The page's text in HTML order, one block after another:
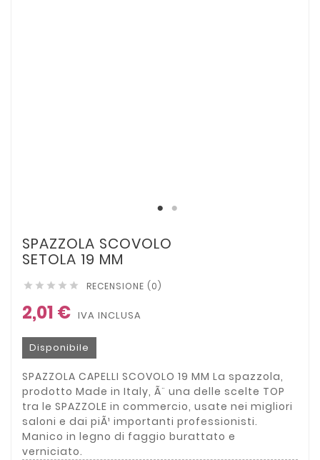
SPAZZOLA SCOVOLO
SETOLA 19 MM
     RECENSIONE (0)
2,01 € IVA INCLUSA
Disponibile
SPAZZOLA CAPELLI SCOVOLO 19 MM La spazzola,
prodotto Made in Italy, Ã¨ una delle scelte TOP
tra le SPAZZOLE in commercio, usate nei migliori
saloni e dai piÃ¹ importanti professionisti.
Manico in legno di faggio burattato e
verniciato.